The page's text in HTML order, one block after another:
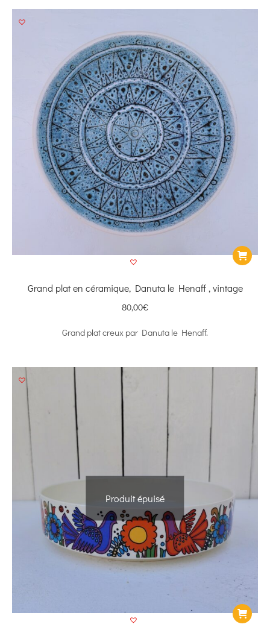
Grand plat en céramique, Danuta le Henaff , vintage
80,00€
Grand plat creux par Danuta le Henaff.
Produit épuisé